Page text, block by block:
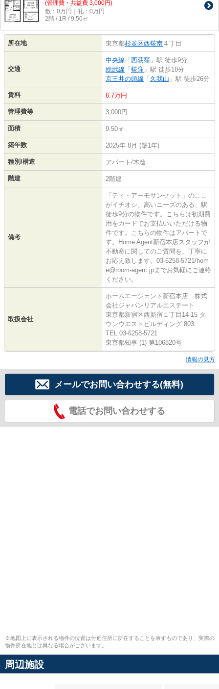
(管理費・共益費 3,000円)
敷：0万円｜礼：0万円
2階 / 1R / 9.50㎡
所在地 東京都杉並区西荻南 ４丁目
交通
中央線 「 西荻窪 」駅 徒歩9分
総武線 「 荻窪 」駅 徒歩18分
京王井の頭線 「 久我山 」駅 徒歩26分
賃料 6.7万円
管理費等 3,000円
面積 9.50㎡
築年数 2025年 8月 (築1年)
種別/構造 アパート/木造
階建 2階建
備考
「ティ・アーモサンセット」のここ
がイチオシ。高いニーズのある、駅
徒歩9分の物件です。こちらは初期費
用をカードでお支払いいただける物
件です。こちらの物件はアパートで
す。Home Agent新宿本店スタッフが
不動産に関してのご質問を、丁寧に
お応え致します。03-6258-5721/hom
e@room-agent.jpまでお気軽にご連絡
ください。
取扱会社
ホームエージェント新宿本店 株式
会社ジャパンリアルエステート
東京都新宿区西新宿１丁目14-15 タ
ウンウエストビルディング 803
TEL:03-6258-5721
東京都知事 (1) 第106820号
情報の見方
メールでお問い合わせする(無料)
電話でお問い合わせする
※地図上に表示される物件の位置は付近住所に所在することを表すものであり、実際の
物件所在地とは異なる場合がございます。
周辺施設